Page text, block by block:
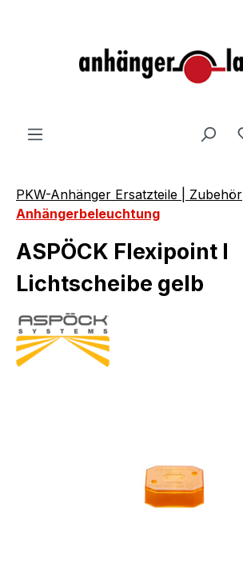
PKW-Anhänger Ersatzteile | Zubehör
Anhängerbeleuchtung
ASPÖCK Flexipoint I
Lichtscheibe gelb